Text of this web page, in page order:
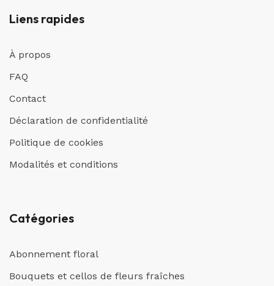
Liens rapides
À propos
FAQ
Contact
Déclaration de confidentialité
Politique de cookies
Modalités et conditions
Catégories
Abonnement floral
Bouquets et cellos de fleurs fraîches